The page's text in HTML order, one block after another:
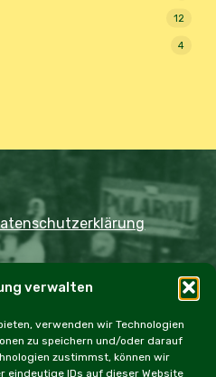
verwalten
verwenden wir Technologien
zu speichern und/oder darauf
zustimmst, können wir
eindeutige IDs auf dieser Website
12
4
Rallye
Events
Cookie Policy (EU)